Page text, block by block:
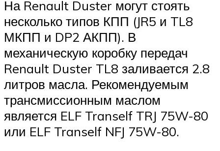
На Renault Duster могут стоять
несколько типов КПП (JR5 и TL8
МКПП и DP2 АКПП). В
механическую коробку передач
Renault Duster TL8 заливается 2.8
литров масла. Рекомендуемым
трансмиссионным маслом
является ELF Tranself TRJ 75W-80
или ELF Tranself NFJ 75W-80.